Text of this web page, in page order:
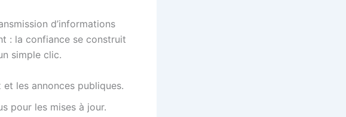
d’informations
: la confiance se construit
simple clic.
les annonces publiques.
pour les mises à jour.